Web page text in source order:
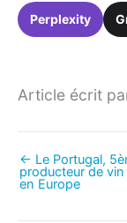
Perplexity
Article écrit
← Le Portugal,
producteur de
en Europe